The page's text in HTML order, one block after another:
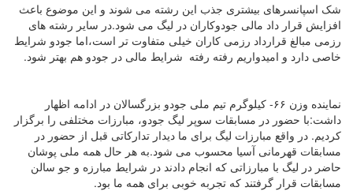
شک اسپانسرهای بیشتری جذب این رشته می شوند و این موضوع باعث
افزایش قرار داد مالی جودوکاران در لیگ می شود.در سایر رشته های
رزمی مبالغ قرارداد رزمی کاران خیلی متفاوت تر است،اما جودو شرایط
خاصی دارد و امیدواریم رفته رفته شرایط مالی در جودو هم بهتر شود.
نماینده وزن ۶۶- کیلوگرم تیم ملی جودو بزرگسالان در ادامه اظهار
داشت:با حضور در مسابقات سوپر لیگ جودو، مبارزات مختلفی را برگزار
کردیم. در واقع مبارزات لیگ برای ما دیدار تدارکاتی قبل از حضور در
مسابقات قهرمانی آسیا محسوب می شود.به هر حال همه ملی پوشان
حاضر در لیگ با مبارزاتی که انجام دادند در شرایط مبارزه و جو سالن
مسابقات قرار گرفتند که تجربه خوبی برای همه ما بود.